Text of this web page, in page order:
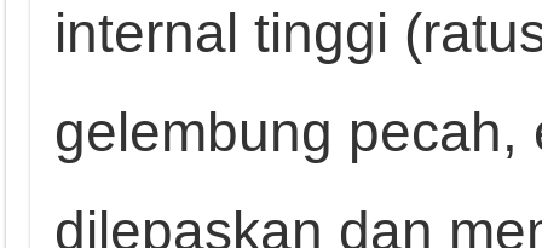
internal tinggi
gelembung pecah,
dilepaskan dan